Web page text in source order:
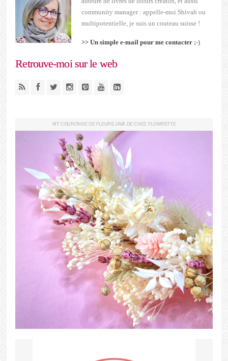
community manager : appelle-moi Shivah ou
multipotentielle, je suis un couteau suisse !
>> Un simple e-mail pour me contacter ;-)
Retrouve-moi sur le web
KIT COURONNE DE FLEURS JAVA DE CHEZ FLOWRETTE